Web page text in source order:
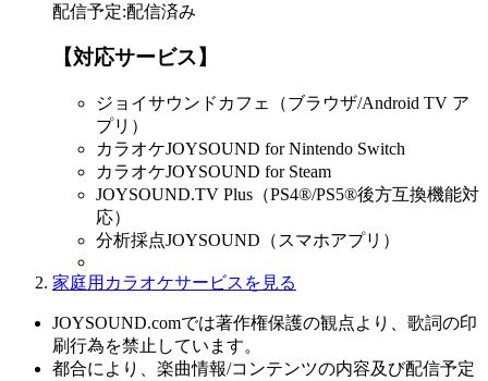
配信予定:配信済み
【対応サービス】
ジョイサウンドカフェ（ブラウザ/Android TV ア
プリ）
カラオケJOYSOUND for Nintendo Switch
カラオケJOYSOUND for Steam
JOYSOUND.TV Plus（PS4®/PS5®後方互換機能対
応）
分析採点JOYSOUND（スマホアプリ）
家庭用カラオケサービスを見る
JOYSOUND.comでは著作権保護の観点より、歌詞の印
刷行為を禁止しています。
都合により、楽曲情報/コンテンツの内容及び配信予定